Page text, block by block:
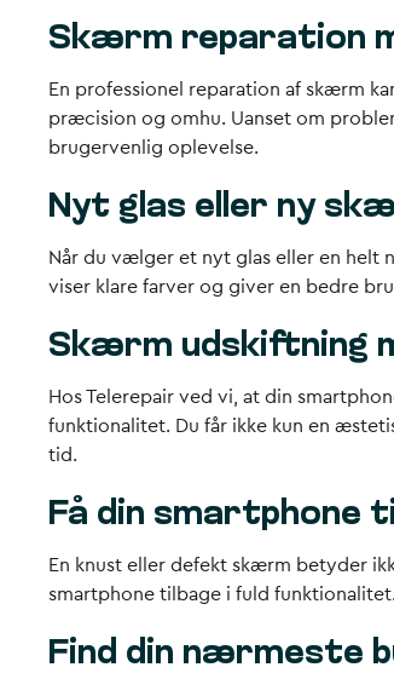
Skærm reparation
En professionel reparation af skærm
præcision og omhu. Uanset om
brugervenlig oplevelse.
Nyt glas eller ny
Når du vælger et nyt glas eller en helt
viser klare farver og giver en bedre
Skærm udskiftning
Hos Telerepair ved vi, at din
funktionalitet. Du får ikke kun en
tid.
Få din smartphone
En knust eller defekt skærm betyder
smartphone tilbage i fuld
Find din nærmeste